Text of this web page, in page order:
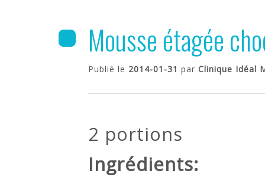
Mousse étagée
Publié le 2014-01-31 par Clinique Idéal
2 portions
Ingrédients: